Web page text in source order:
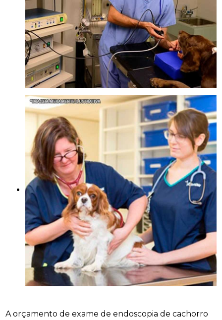
A orçamento de exame de endoscopia de cachorro